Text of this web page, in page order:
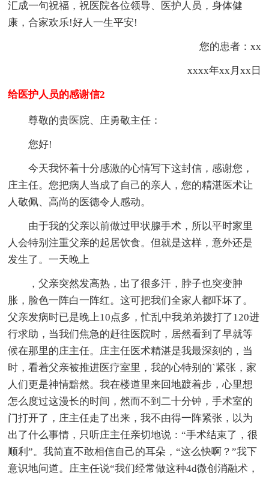
汇成一句祝福，祝医院各位领导、医护人员，身体健
康，合家欢乐!好人一生平安!
您的患者：xx
xxxx年xx月xx日
给医护人员的感谢信2
尊敬的贵医院、庄勇敬主任：
您好!
今天我怀着十分感激的心情写下这封信，感谢您，
庄主任。您把病人当成了自己的亲人，您的精湛医术让
人敬佩、高尚的医德令人感动。
由于我的父亲以前做过甲状腺手术，所以平时家里
人会特别注重父亲的起居饮食。但就是这样，意外还是
发生了。一天晚上
，父亲突然发高热，出了很多汗，脖子也突变肿
胀，脸色一阵白一阵红。这可把我们全家人都吓坏了。
父亲发病时已是晚上10点多，忙乱中我弟弟拨打了120进
行求助，当我们焦急的赶往医院时，居然看到了早就等
候在那里的庄主任。庄主任医术精湛是我最深刻的，当
时，看着父亲被推进医疗室里，我的心特别的`紧张，家
人们更是神情黯然。我在楼道里来回地踱着步，心里想
怎么度过这漫长的时间，然而不到二十分钟，手术室的
门打开了，庄主任走了出来，我不由得一阵紧张，以为
出了什么事情，只听庄主任亲切地说：“手术结束了，很
顺利”。我简直不敢相信自己的耳朵，“这么快啊？”我下
意识地问道。庄主任说“我们经常做这种4d微创消融术，